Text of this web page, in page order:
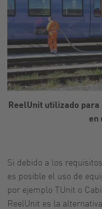
Si debido a los
es posible el uso de
por ejemplo TUnit o
ReelUnit es la
ReelUnit utilizado
en